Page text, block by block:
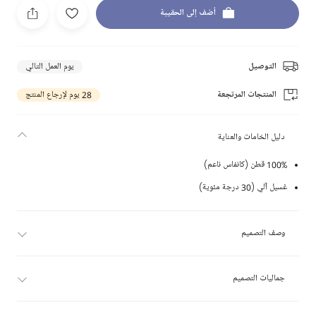
أضف إلى الحقيبة
التوصيل يوم العمل التالي
المنتجات المرتجعة 28 يوم لإرجاع المنتج
دليل الخامات والعناية
100% قطن (كانفاس ناعم)
غسيل آلي (30 درجة مئوية)
وصف التصميم
جماليات التصميم